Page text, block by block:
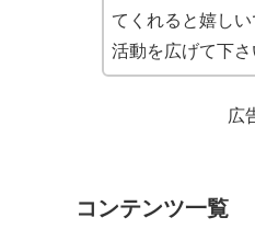
てくれると嬉し
活動を広げて下さ
広
コンテンツ一覧